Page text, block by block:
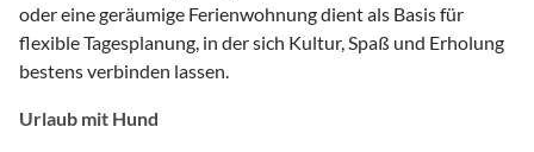
oder eine geräumige Ferienwohnung dient als Basis für
flexible Tagesplanung, in der sich Kultur, Spaß und Erholung
bestens verbinden lassen.
Urlaub mit Hund